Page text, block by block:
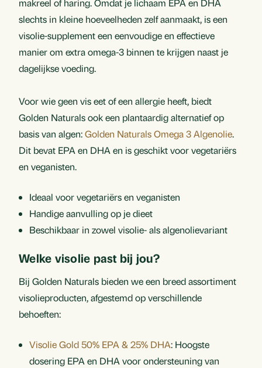
makreel of haring. Omdat je lichaam EPA en DHA
slechts in kleine hoeveelheden zelf aanmaakt, is een
visolie-supplement een eenvoudige en effectieve
manier om extra omega-3 binnen te krijgen naast je
dagelijkse voeding.
Voor wie geen vis eet of een allergie heeft, biedt
Golden Naturals ook een plantaardig alternatief op
basis van algen:Golden Naturals Omega 3 Algenolie.
Dit bevat EPA en DHA en is geschikt voor vegetariërs
en veganisten.
Ideaal voor vegetariërs en veganisten
Handige aanvulling op je dieet
Beschikbaar in zowel visolie- als algenolievariant
Welke visolie past bij jou?
Bij Golden Naturals bieden we een breed assortiment
visolieproducten, afgestemd op verschillende
behoeften:
Visolie Gold 50% EPA & 25% DHA: Hoogste
dosering EPA en DHA voor ondersteuning van